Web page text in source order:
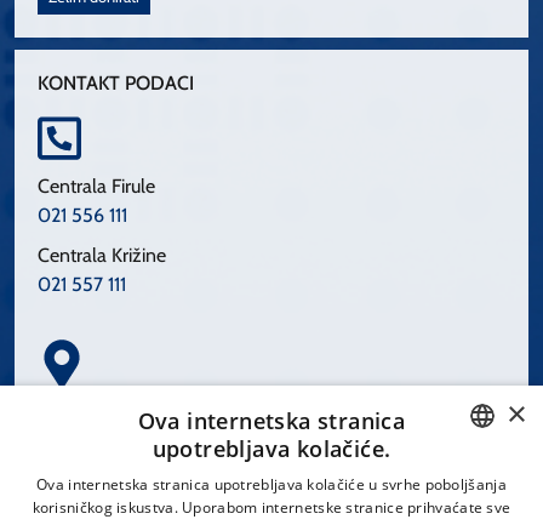
KONTAKT PODACI
Centrala Firule
021 556 111
Centrala Križine
021 557 111
Spinčićeva 1, 21000 Split
CROATIAN
×
Ova internetska stranica
upotrebljava kolačiće.
Ova internetska stranica upotrebljava kolačiće u svrhe poboljšanja
korisničkog iskustva. Uporabom internetske stranice prihvaćate sve